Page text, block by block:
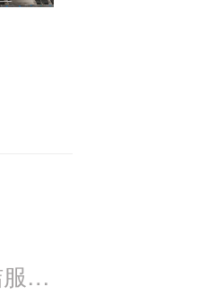
2026年4月15日万州龙驹市场监督管理局保洁服务由重庆美